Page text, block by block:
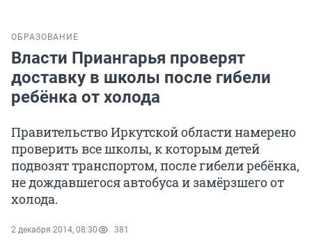
ОБРАЗОВАНИЕ
Власти Приангарья проверят
доставку в школы после гибели
ребёнка от холода
Правительство Иркутской области намерено
проверить все школы, к которым детей
подвозят транспортом, после гибели ребёнка,
не дождавшегося автобуса и замёрзшего от
холода.
2 декабря 2014, 08:30 381